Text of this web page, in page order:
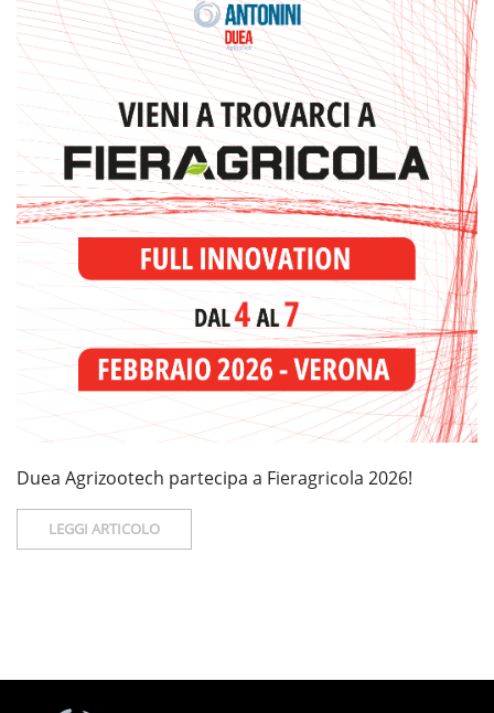
Duea Agrizootech partecipa a Fieragricola 2026!
LEGGI ARTICOLO